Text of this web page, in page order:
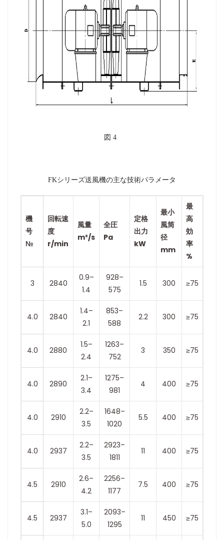
図 4
FKシリーズ送風機の主な技術パラメータ
機
号
№
回転速
度
r/min
風量
m³/s
全圧
Pa
定格
出力
kW
最小
風筒
径
mm
最
高
効
率
%
3 2840
0.9–
1.4
928–
575
1.5 300 ≥75
4.0 2840
1.4–
2.1
853–
588
2.2 300 ≥75
4.0 2880
1.5–
2.4
1263–
752
3 350 ≥75
4.0 2890
2.1–
3.4
1275–
981
4 400 ≥75
4.0 2910
2.2–
3.5
1648–
1020
5.5 400 ≥75
4.0 2937
2.2–
3.5
2923–
1811
11 400 ≥75
4.5 2910
2.6–
4.2
2256–
1177
7.5 400 ≥75
4.5 2937
3.1–
5.0
2093–
1295
11 450 ≥75